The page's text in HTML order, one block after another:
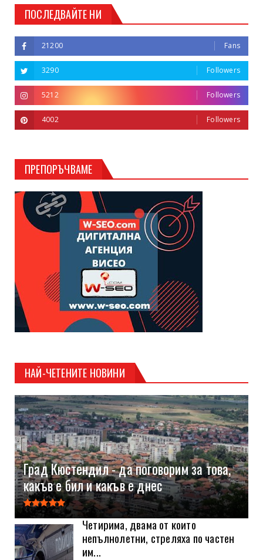
ПОСЛЕДВАЙТЕ НИ
21200 Fans
3290 Followers
5212 Followers
4002 Followers
ПРЕПОРЪЧВАМЕ
НАЙ-ЧЕТЕНИТЕ НОВИНИ
Град Кюстендил - да поговорим за това,
какъв е бил и какъв е днес
Четирима, двама от които
непълнолетни, стреляха по частен
им...